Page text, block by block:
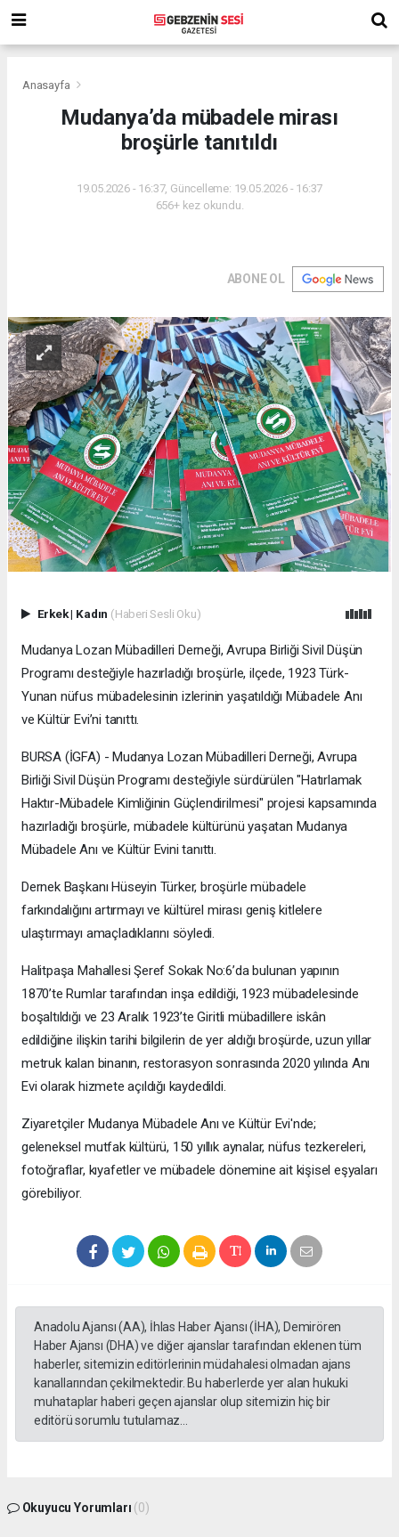
Anasayfa
Mudanya’da mübadele mirası
broşürle tanıtıldı
19.05.2026 - 16:37, Güncelleme: 19.05.2026 - 16:37
656+ kez okundu.
ABONE OL
Erkek| Kadın (Haberi Sesli Oku)
Mudanya Lozan Mübadilleri Derneği, Avrupa Birliği Sivil Düşün
Programı desteğiyle hazırladığı broşürle, ilçede, 1923 Türk-
Yunan nüfus mübadelesinin izlerinin yaşatıldığı Mübadele Anı
ve Kültür Evi’ni tanıttı.
BURSA (İGFA) - Mudanya Lozan Mübadilleri Derneği, Avrupa
Birliği Sivil Düşün Programı desteğiyle sürdürülen "Hatırlamak
Haktır-Mübadele Kimliğinin Güçlendirilmesi" projesi kapsamında
hazırladığı broşürle, mübadele kültürünü yaşatan Mudanya
Mübadele Anı ve Kültür Evini tanıttı.
Dernek Başkanı Hüseyin Türker, broşürle mübadele
farkındalığını artırmayı ve kültürel mirası geniş kitlelere
ulaştırmayı amaçladıklarını söyledi.
Halitpaşa Mahallesi Şeref Sokak No:6’da bulunan yapının
1870’te Rumlar tarafından inşa edildiği, 1923 mübadelesinde
boşaltıldığı ve 23 Aralık 1923’te Giritli mübadillere iskân
edildiğine ilişkin tarihi bilgilerin de yer aldığı broşürde, uzun yıllar
metruk kalan binanın, restorasyon sonrasında 2020 yılında Anı
Evi olarak hizmete açıldığı kaydedildi.
Ziyaretçiler Mudanya Mübadele Anı ve Kültür Evi'nde;
geleneksel mutfak kültürü, 150 yıllık aynalar, nüfus tezkereleri,
fotoğraflar, kıyafetler ve mübadele dönemine ait kişisel eşyaları
görebiliyor.
Anadolu Ajansı (AA), İhlas Haber Ajansı (İHA), Demirören
Haber Ajansı (DHA) ve diğer ajanslar tarafından eklenen tüm
haberler, sitemizin editörlerinin müdahalesi olmadan ajans
kanallarından çekilmektedir. Bu haberlerde yer alan hukuki
muhataplar haberi geçen ajanslar olup sitemizin hiç bir
editörü sorumlu tutulamaz...
Okuyucu Yorumları (0)